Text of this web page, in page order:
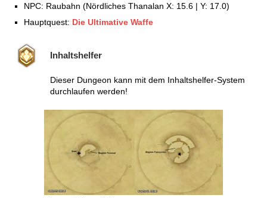
NPC: Raubahn (Nördliches Thanalan X: 15.6 | Y: 17.0)
Hauptquest: Die Ultimative Waffe
Inhaltshelfer
Dieser Dungeon kann mit dem Inhaltshelfer-System
durchlaufen werden!